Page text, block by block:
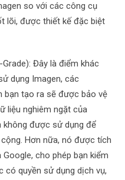
so với các công cụ
lõi, được thiết kế đặc biệt
Đây là điểm khác
dụng Imagen, các
bạn tạo ra sẽ được bảo vệ
liệu nghiêm ngặt của
không được sử dụng để
Hơn nữa, nó được tích
cho phép bạn kiểm
quyền sử dụng dịch vụ,